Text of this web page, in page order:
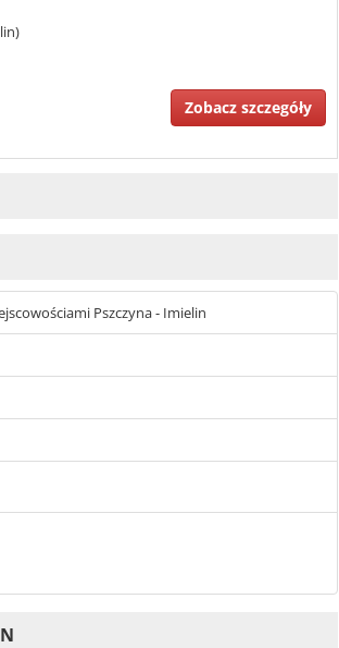
Zobacz szczegóły
Pszczyna - Imielin